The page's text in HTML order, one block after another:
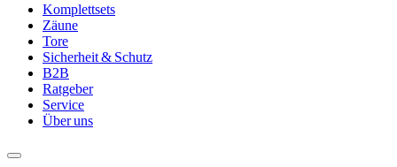
Komplettsets
Zäune
Tore
Sicherheit & Schutz
B2B
Ratgeber
Service
Über uns